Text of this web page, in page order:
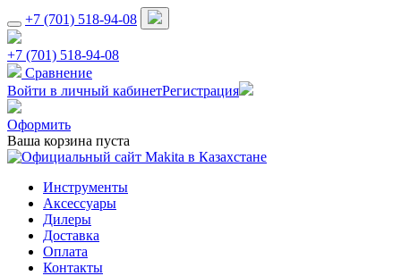
+7 (701) 518-94-08
+7 (701) 518-94-08
Сравнение
Войти в личный кабинетРегистрация
Оформить
Ваша корзина пуста
Инструменты
Аксессуары
Дилеры
Доставка
Оплата
Контакты